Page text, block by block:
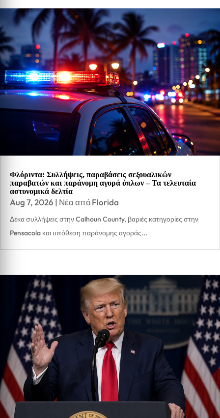
Φλόριντα: Συλλήψεις, παραβάσεις σεξουαλικών
παραβατών και παράνομη αγορά όπλων – Τα τελευταία
αστυνομικά δελτία
Aug 7, 2026 | Νέα από Florida
Δέκα συλλήψεις στην Calhoun County, βαριές κατηγορίες στην
Pensacola και υπόθεση παράνομης αγοράς...